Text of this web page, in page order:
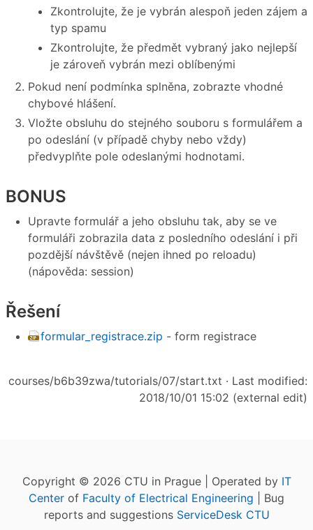
Zkontrolujte, že je vybrán alespoň jeden zájem a
typ spamu
Zkontrolujte, že předmět vybraný jako nejlepší
je zároveň vybrán mezi oblíbenými
Pokud není podmínka splněna, zobrazte vhodné
chybové hlášení.
Vložte obsluhu do stejného souboru s formulářem a
po odeslání (v případě chyby nebo vždy)
předvyplňte pole odeslanými hodnotami.
BONUS
Upravte formulář a jeho obsluhu tak, aby se ve
formuláři zobrazila data z posledního odeslání i při
pozdější návštěvě (nejen ihned po reloadu)
(nápověda: session)
Řešení
formular_registrace.zip - form registrace
courses/b6b39zwa/tutorials/07/start.txt · Last modified:
2018/10/01 15:02 (external edit)
Copyright © 2026 CTU in Prague | Operated by IT
Center of Faculty of Electrical Engineering | Bug
reports and suggestions ServiceDesk CTU